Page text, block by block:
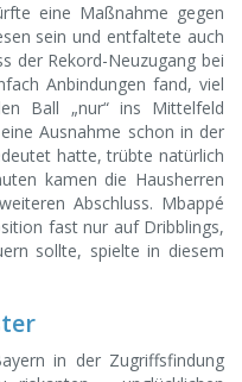
eine Maßnahme gegen
sein und entfaltete auch
der Rekord-Neuzugang bei
Anbindungen fand, viel
Ball „nur“ ins Mittelfeld
Ausnahme schon in der
hatte, trübte natürlich
kamen die Hausherren
Abschluss. Mbappé
fast nur auf Dribblings,
sollte, spielte in diesem
in der Zugriffsfindung